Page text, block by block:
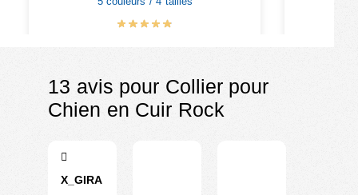
13 avis pour Collier pour
Chien en Cuir Rock
X_GIRA